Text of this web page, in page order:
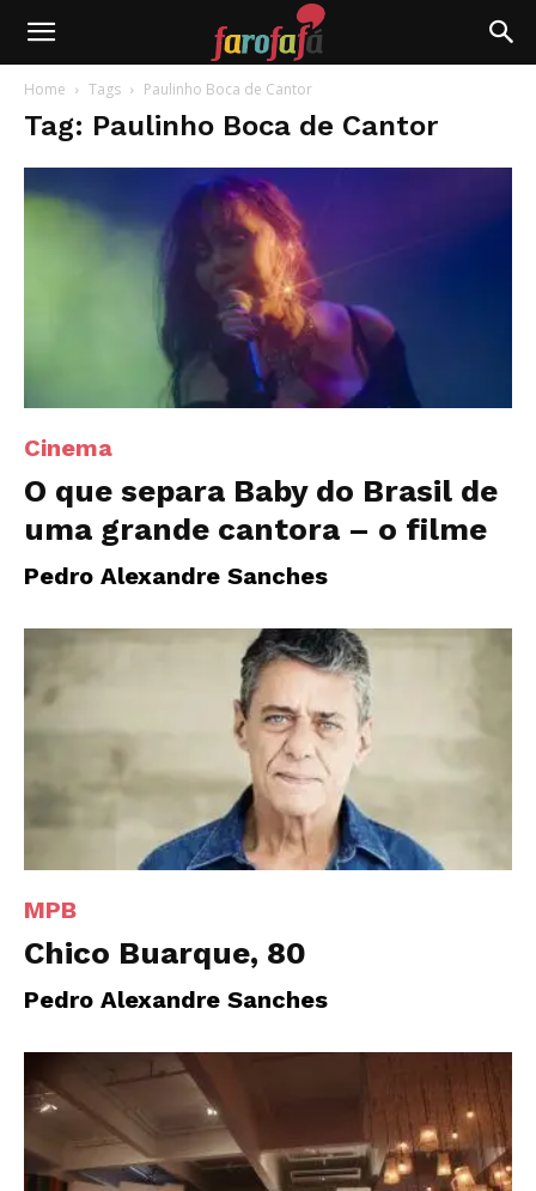
Farofafá
Home Tags Paulinho Boca de Cantor
Tag: Paulinho Boca de Cantor
Cinema
O que separa Baby do Brasil de
uma grande cantora – o filme
Pedro Alexandre Sanches
MPB
Chico Buarque, 80
Pedro Alexandre Sanches